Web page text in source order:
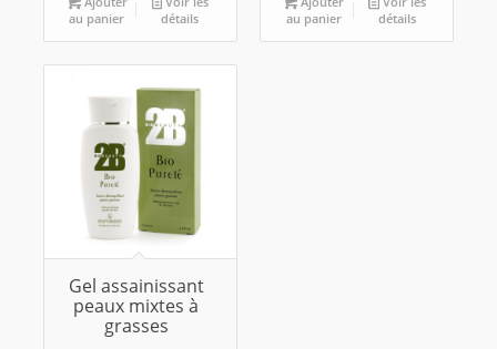
au panier
détails
au panier
détails
Gel assainissant
peaux mixtes à
grasses